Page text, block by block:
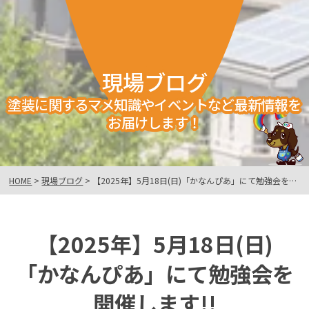
現場ブログ
塗装に関するマメ知識やイベントなど最新情報を
お届けします！
HOME >現場ブログ > 【2025年】5月18日(日)「かなんぴあ」にて勉強会を開催します!!
【2025年】5月18日(日)
「かなんぴあ」にて勉強会を